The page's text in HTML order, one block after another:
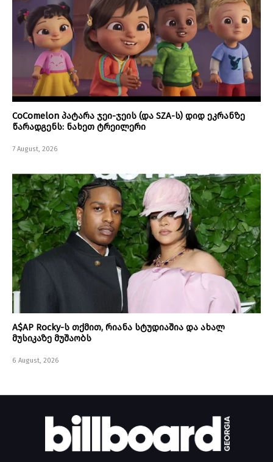
CoComelon პატარა ჯეი-ჯეის (და SZA-ს) დიდ ეკრანზე
წარადგენს: ნახეთ ტრეილერი
7 August, 2026
A$AP Rocky-ს თქმით, რიანა სტუდიაშია და ახალ
მუსიკაზე მუშაობს
6 August, 2026